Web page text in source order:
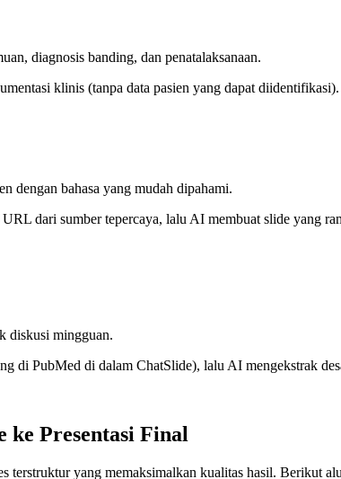
diagnosis banding, dan penatalaksanaan.
klinis (tanpa data pasien yang dapat
dengan bahasa yang mudah dipahami.
dari sumber tepercaya, lalu AI membuat slide yang
diskusi mingguan.
di PubMed di dalam ChatSlide), lalu AI mengekstrak
Presentasi Final
terstruktur yang memaksimalkan kualitas hasil. Berikut